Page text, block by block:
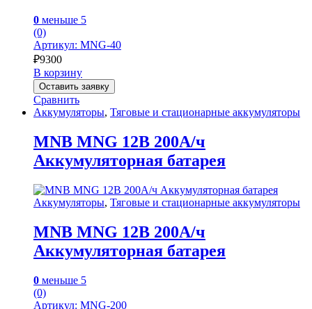
0 меньше 5
(0)
Артикул: MNG-40
₽9300
В корзину
Оставить заявку
Сравнить
Аккумуляторы, Тяговые и стационарные аккумуляторы
MNB MNG 12В 200А/ч
Аккумуляторная батарея
Аккумуляторы, Тяговые и стационарные аккумуляторы
MNB MNG 12В 200А/ч
Аккумуляторная батарея
0 меньше 5
(0)
Артикул: MNG-200